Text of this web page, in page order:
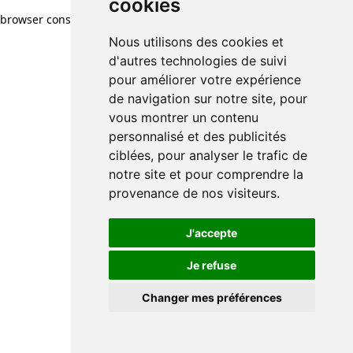
cookies
Nous utilisons des cookies et
d'autres technologies de suivi
pour améliorer votre expérience
de navigation sur notre site, pour
vous montrer un contenu
personnalisé et des publicités
ciblées, pour analyser le trafic de
notre site et pour comprendre la
provenance de nos visiteurs.
J'accepte
Je refuse
Changer mes préférences
browser console for more information)